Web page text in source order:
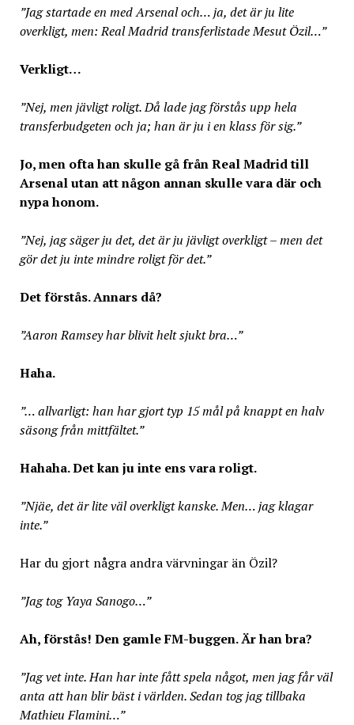
”Jag startade en med Arsenal och… ja, det är ju lite
overkligt, men: Real Madrid transferlistade Mesut Özil…”
Verkligt…
”Nej, men jävligt roligt. Då lade jag förstås upp hela
transferbudgeten och ja; han är ju i en klass för sig.”
Jo, men ofta han skulle gå från Real Madrid till
Arsenal utan att någon annan skulle vara där och
nypa honom.
”Nej, jag säger ju det, det är ju jävligt overkligt – men det
gör det ju inte mindre roligt för det.”
Det förstås. Annars då?
”Aaron Ramsey har blivit helt sjukt bra…”
Haha.
”… allvarligt: han har gjort typ 15 mål på knappt en halv
säsong från mittfältet.”
Hahaha. Det kan ju inte ens vara roligt.
”Njäe, det är lite väl overkligt kanske. Men… jag klagar
inte.”
Har du gjort några andra värvningar än Özil?
”Jag tog Yaya Sanogo…”
Ah, förstås! Den gamle FM-buggen. Är han bra?
”Jag vet inte. Han har inte fått spela något, men jag får väl
anta att han blir bäst i världen. Sedan tog jag tillbaka
Mathieu Flamini…”